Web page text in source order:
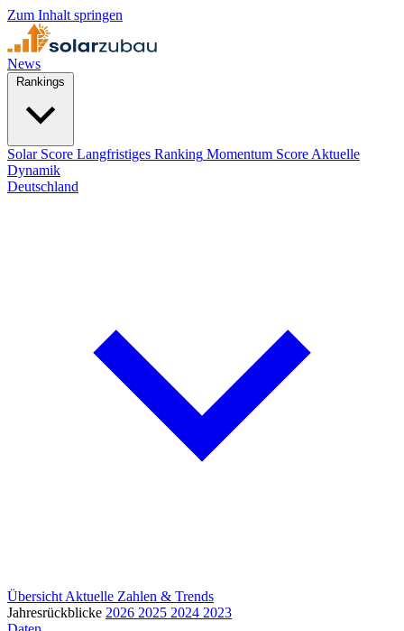
Zum Inhalt springen
News
Solar Score Langfristiges Ranking Momentum Score Aktuelle
Dynamik
Deutschland
Übersicht Aktuelle Zahlen & Trends
Jahresrückblicke 2026 2025 2024 2023